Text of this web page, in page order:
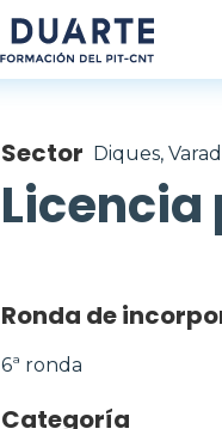
Sector Diques,
Licencia
Ronda de
6ª ronda
Categoría